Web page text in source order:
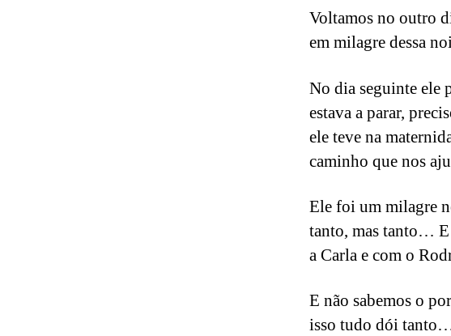
Voltamos no outro
em milagre dessa
No dia seguinte ele
estava a parar,
ele teve na
caminho que nos
Ele foi um milagre
tanto, mas tanto… E
a Carla e com o
E não sabemos o
isso tudo dói